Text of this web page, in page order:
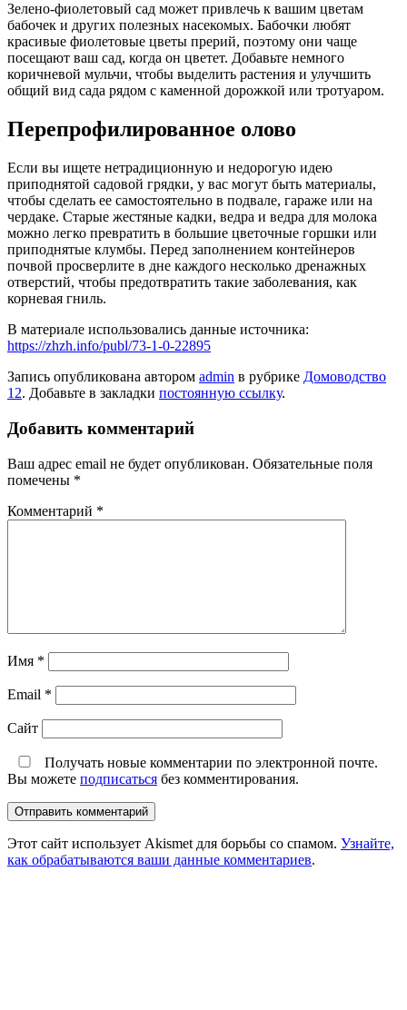
Зелено-фиолетовый сад может привлечь к вашим цветам
бабочек и других полезных насекомых. Бабочки любят
красивые фиолетовые цветы прерий, поэтому они чаще
посещают ваш сад, когда он цветет. Добавьте немного
коричневой мульчи, чтобы выделить растения и улучшить
общий вид сада рядом с каменной дорожкой или тротуаром.
Перепрофилированное олово
Если вы ищете нетрадиционную и недорогую идею
приподнятой садовой грядки, у вас могут быть материалы,
чтобы сделать ее самостоятельно в подвале, гараже или на
чердаке. Старые жестяные кадки, ведра и ведра для молока
можно легко превратить в большие цветочные горшки или
приподнятые клумбы. Перед заполнением контейнеров
почвой просверлите в дне каждого несколько дренажных
отверстий, чтобы предотвратить такие заболевания, как
корневая гниль.
В материале использовались данные источника:
https://zhzh.info/publ/73-1-0-22895
Запись опубликована автором admin в рубрике Домоводство
12. Добавьте в закладки постоянную ссылку.
Добавить комментарий
Ваш адрес email не будет опубликован. Обязательные поля
помечены *
Комментарий *
Имя *
Email *
Сайт
Получать новые комментарии по электронной почте.
Вы можете подписаться без комментирования.
Этот сайт использует Akismet для борьбы со спамом. Узнайте,
как обрабатываются ваши данные комментариев.